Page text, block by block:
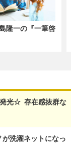
隆一の『一筆啓
発光☆ 存在感抜群な
が洗濯ネットになっ